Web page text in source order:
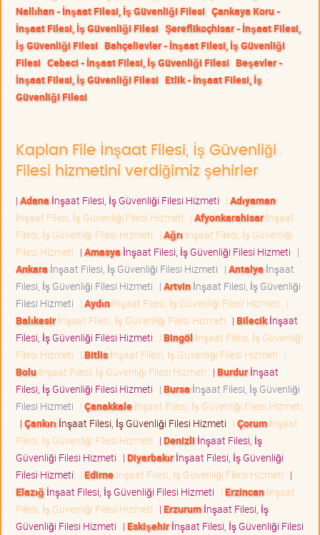
Nallıhan - İnşaat Filesi, İş Güvenliği Filesi Çankaya Koru -
İnşaat Filesi, İş Güvenliği Filesi Şereflikoçhisar - İnşaat Filesi,
İş Güvenliği Filesi Bahçelievler - İnşaat Filesi, İş Güvenliği
Filesi Cebeci - İnşaat Filesi, İş Güvenliği Filesi Beşevler -
İnşaat Filesi, İş Güvenliği Filesi Etlik - İnşaat Filesi, İş
Güvenliği Filesi
Kaplan File İnşaat Filesi, İş Güvenliği
Filesi hizmetini verdiğimiz şehirler
| Adana İnşaat Filesi, İş Güvenliği Filesi Hizmeti | Adıyaman
İnşaat Filesi, İş Güvenliği Filesi Hizmeti | Afyonkarahisarİnşaat
Filesi, İş Güvenliği Filesi Hizmeti | Ağrı İnşaat Filesi, İş Güvenliği
Filesi Hizmeti | Amasya İnşaat Filesi, İş Güvenliği Filesi Hizmeti |
Ankara İnşaat Filesi, İş Güvenliği Filesi Hizmeti | Antalya İnşaat
Filesi, İş Güvenliği Filesi Hizmeti | Artvinİnşaat Filesi, İş Güvenliği
Filesi Hizmeti | Aydınİnşaat Filesi, İş Güvenliği Filesi Hizmeti |
Balıkesirİnşaat Filesi, İş Güvenliği Filesi Hizmeti | Bilecikİnşaat
Filesi, İş Güvenliği Filesi Hizmeti | Bingöl İnşaat Filesi, İş Güvenliği
Filesi Hizmeti | Bitlisİnşaat Filesi, İş Güvenliği Filesi Hizmeti |
Boluİnşaat Filesi, İş Güvenliği Filesi Hizmeti | Burdurİnşaat
Filesi, İş Güvenliği Filesi Hizmeti | Bursa İnşaat Filesi, İş Güvenliği
Filesi Hizmeti | Çanakkaleİnşaat Filesi, İş Güvenliği Filesi Hizmeti
| Çankırı İnşaat Filesi, İş Güvenliği Filesi Hizmeti | Çorumİnşaat
Filesi, İş Güvenliği Filesi Hizmeti | Denizli İnşaat Filesi, İş
Güvenliği Filesi Hizmeti | Diyarbakırİnşaat Filesi, İş Güvenliği
Filesi Hizmeti | Edirneİnşaat Filesi, İş Güvenliği Filesi Hizmeti |
Elazığ İnşaat Filesi, İş Güvenliği Filesi Hizmeti | Erzincanİnşaat
Filesi, İş Güvenliği Filesi Hizmeti | Erzurumİnşaat Filesi, İş
Güvenliği Filesi Hizmeti | Eskişehirİnşaat Filesi, İş Güvenliği Filesi